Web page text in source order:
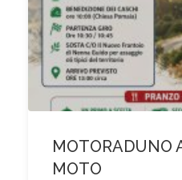
MOTORADUNO
MOTO